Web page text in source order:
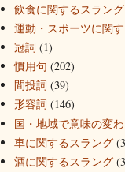
飲食に関するスラング
運動・スポーツに関
冠詞 (1)
慣用句 (202)
間投詞 (39)
形容詞 (146)
国・地域で意味の変
車に関するスラング
酒に関するスラング